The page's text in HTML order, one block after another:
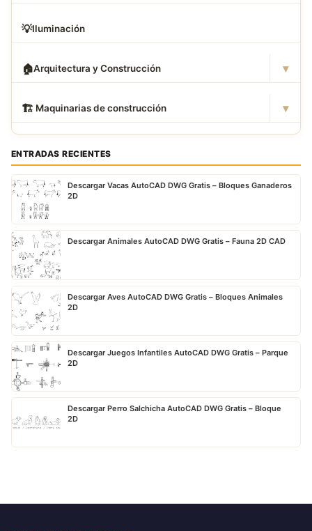
💡Iluminación
🏠Arquitectura y Construcción ▾
🏗 ️ Maquinarias de construcción ▾
ENTRADAS RECIENTES
Descargar Vacas AutoCAD DWG Gratis – Bloques Ganaderos
2D
Descargar Animales AutoCAD DWG Gratis – Fauna 2D CAD
Descargar Aves AutoCAD DWG Gratis – Bloques Animales
2D
Descargar Juegos Infantiles AutoCAD DWG Gratis – Parque
2D
Descargar Perro Salchicha AutoCAD DWG Gratis – Bloque
2D